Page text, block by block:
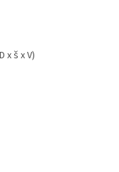
x š x V)